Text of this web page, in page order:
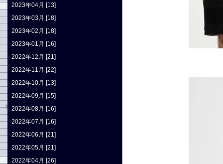
2023年04月 [13]
2023年03月 [18]
2023年02月 [18]
2023年01月 [16]
2022年12月 [21]
2022年11月 [22]
2022年10月 [13]
2022年09月 [15]
2022年08月 [16]
2022年07月 [16]
2022年06月 [21]
2022年05月 [21]
2022年04月 [26]